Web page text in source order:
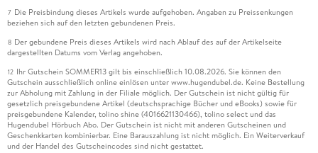
7 Die Preisbindung dieses Artikels wurde aufgehoben. Angaben zu Preissenkungen
beziehen sich auf den letzten gebundenen Preis.
8 Der gebundene Preis dieses Artikels wird nach Ablauf des auf der Artikelseite
dargestellten Datums vom Verlag angehoben.
12 Ihr Gutschein SOMMER13 gilt bis einschließlich 10.08.2026. Sie können den
Gutschein ausschließlich online einlösen unter www.hugendubel.de. Keine Bestellung
zur Abholung mit Zahlung in der Filiale möglich. Der Gutschein ist nicht gültig für
gesetzlich preisgebundene Artikel (deutschsprachige Bücher und eBooks) sowie für
preisgebundene Kalender, tolino shine (4016621130466), tolino select und das
Hugendubel Hörbuch Abo. Der Gutschein ist nicht mit anderen Gutscheinen und
Geschenkkarten kombinierbar. Eine Barauszahlung ist nicht möglich. Ein Weiterverkauf
und der Handel des Gutscheincodes sind nicht gestattet.